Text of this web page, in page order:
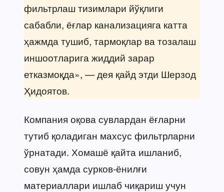
фильтрлаш тизимлари йўқлиги
сабабли, ёғлар канализацияга катта
ҳажмда тушиб, тармоқлар ва тозалаш
иншоотларига жиддий зарар
етказмоқда», — дея қайд этди Шерзод
Ҳидоятов.
Компания оқова сувлардан ёғларни
тутиб қоладиган махсус фильтрларни
ўрнатади. Хомашё қайта ишланиб,
совун ҳамда сурков-ёнилғи
материаллари ишлаб чиқариш учун